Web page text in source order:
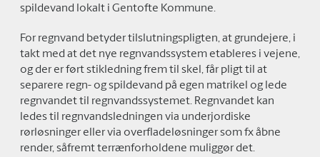
spildevand lokalt i Gentofte Kommune.
For regnvand betyder tilslutningspligten, at grundejere, i
takt med at det nye regnvandssystem etableres i vejene,
og der er ført stikledning frem til skel, får pligt til at
separere regn- og spildevand på egen matrikel og lede
regnvandet til regnvandssystemet. Regnvandet kan
ledes til regnvandsledningen via underjordiske
rørløsninger eller via overfladeløsninger som fx åbne
render, såfremt terrænforholdene muliggør det.